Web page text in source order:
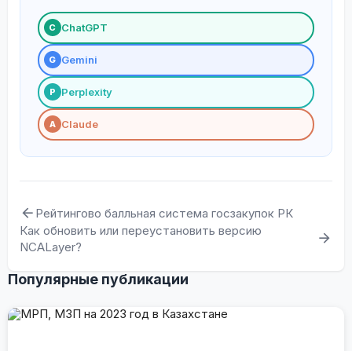
С ChatGPT
G Gemini
P Perplexity
A Claude
Рейтингово балльная система госзакупок РК
Как обновить или переустановить версию
NCALayer?
Популярные публикации